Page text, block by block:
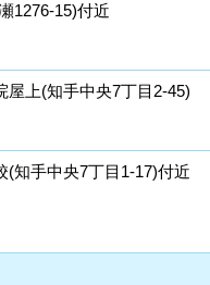
1276-15)付近
屋上(知手中央7丁目2-45)
(知手中央7丁目1-17)付近